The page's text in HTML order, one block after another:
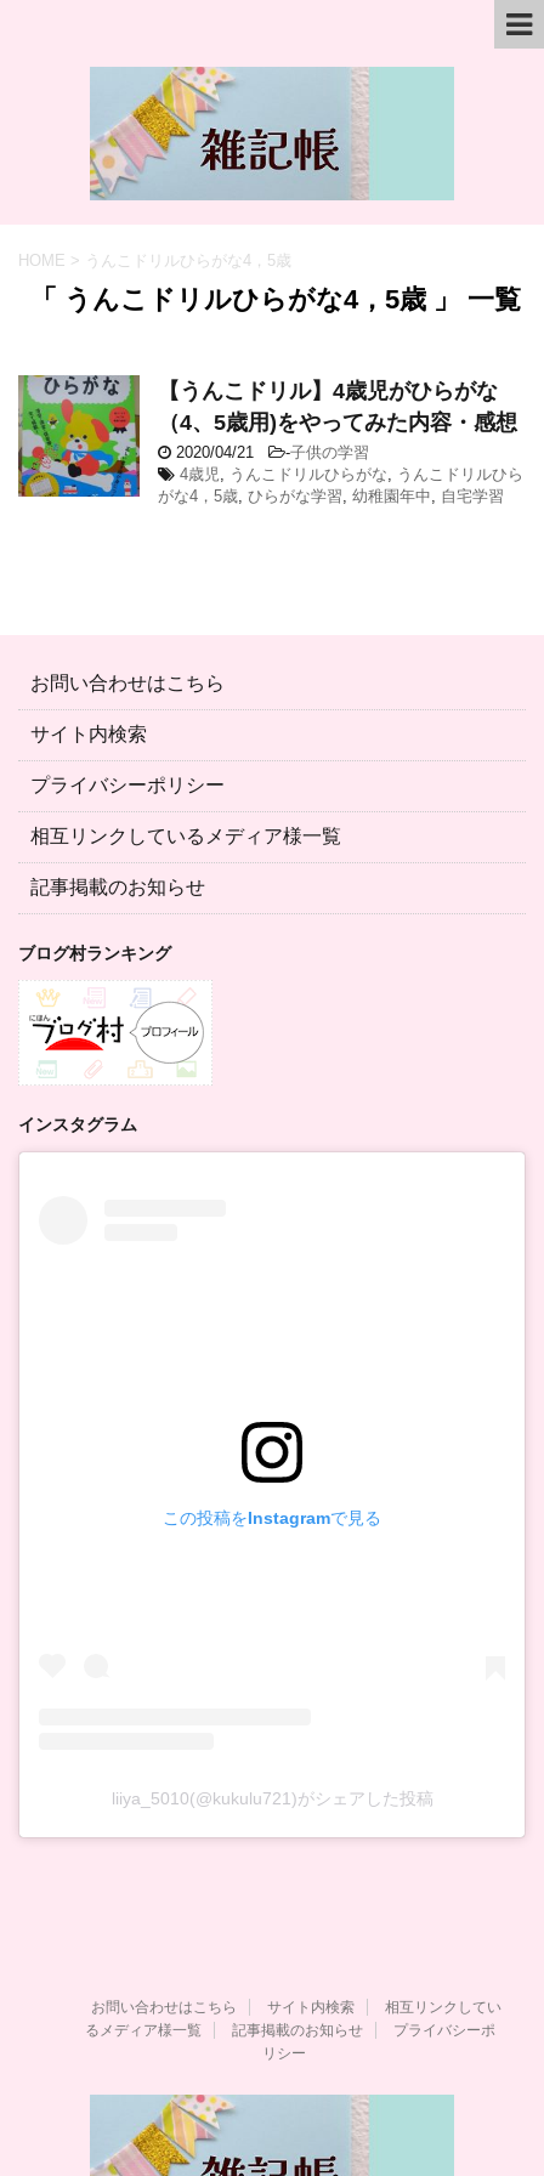
HOME > うんこドリルひらがな4，5歳
「 うんこドリルひらがな4，5歳 」 一覧
【うんこドリル】4歳児がひらがな
（4、5歳用)をやってみた内容・感想
2020/04/21 -子供の学習
4歳児, うんこドリルひらがな, うんこドリルひら
がな4，5歳, ひらがな学習, 幼稚園年中, 自宅学習
お問い合わせはこちら
サイト内検索
プライバシーポリシー
相互リンクしているメディア様一覧
記事掲載のお知らせ
ブログ村ランキング
インスタグラム
この投稿をInstagramで見る
liiya_5010(@kukulu721)がシェアした投稿
お問い合わせはこちら サイト内検索
相互リンクしてい
るメディア様一覧
記事掲載のお知らせ
プライバシーポ
リシー